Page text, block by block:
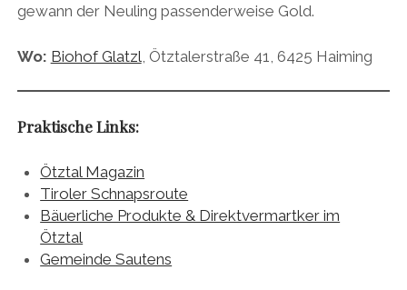
gewann der Neuling passenderweise Gold.
Wo: Biohof Glatzl , Ötztalerstraße 41, 6425 Haiming
Praktische Links:
Ötztal Magazin
Tiroler Schnapsroute
Bäuerliche Produkte & Direktvermartker im
Ötztal
Gemeinde Sautens